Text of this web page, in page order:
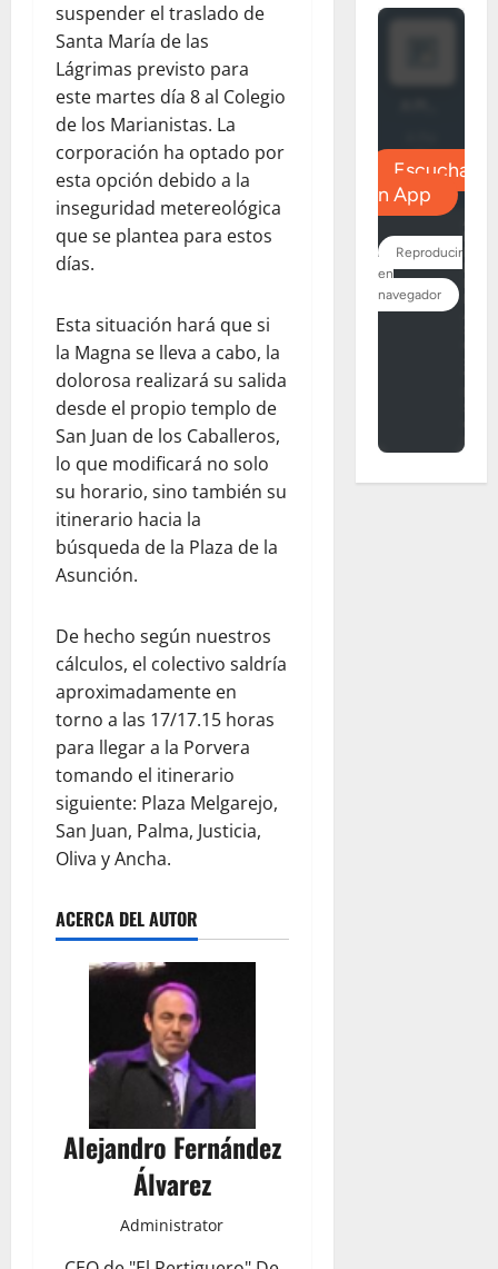
suspender el traslado de
Santa María de las
Lágrimas previsto para
este martes día 8 al Colegio
de los Marianistas. La
corporación ha optado por
esta opción debido a la
inseguridad metereológica
que se plantea para estos
días.
Esta situación hará que si
la Magna se lleva a cabo, la
dolorosa realizará su salida
desde el propio templo de
San Juan de los Caballeros,
lo que modificará no solo
su horario, sino también su
itinerario hacia la
búsqueda de la Plaza de la
Asunción.
De hecho según nuestros
cálculos, el colectivo saldría
aproximadamente en
torno a las 17/17.15 horas
para llegar a la Porvera
tomando el itinerario
siguiente: Plaza Melgarejo,
San Juan, Palma, Justicia,
Oliva y Ancha.
ACERCA DEL AUTOR
Alejandro Fernández
Álvarez
Administrator